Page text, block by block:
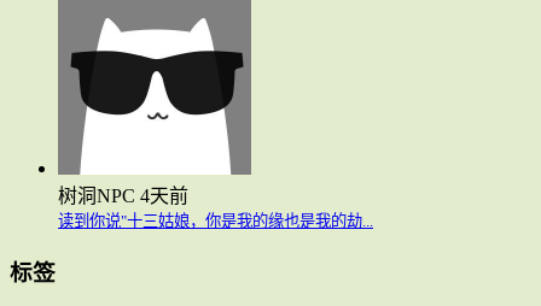
树洞NPC 4天前
读到你说"十三姑娘，你是我的缘也是我的劫...
标签